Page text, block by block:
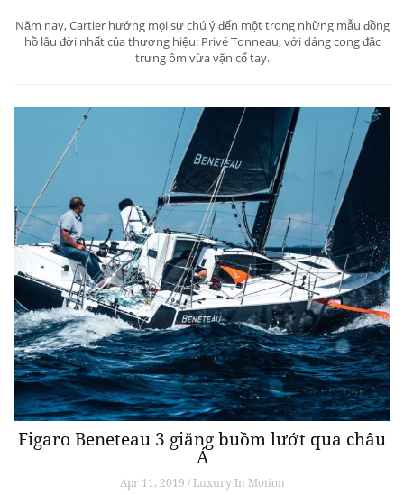
Năm nay, Cartier hướng mọi sự chú ý đến một trong những mẫu đồng
hồ lâu đời nhất của thương hiệu: Privé Tonneau, với dáng cong đặc
trưng ôm vừa vặn cổ tay.
Figaro Beneteau 3 giăng buồm lướt qua châu
Á
Apr 11, 2019 / Luxury In Motion